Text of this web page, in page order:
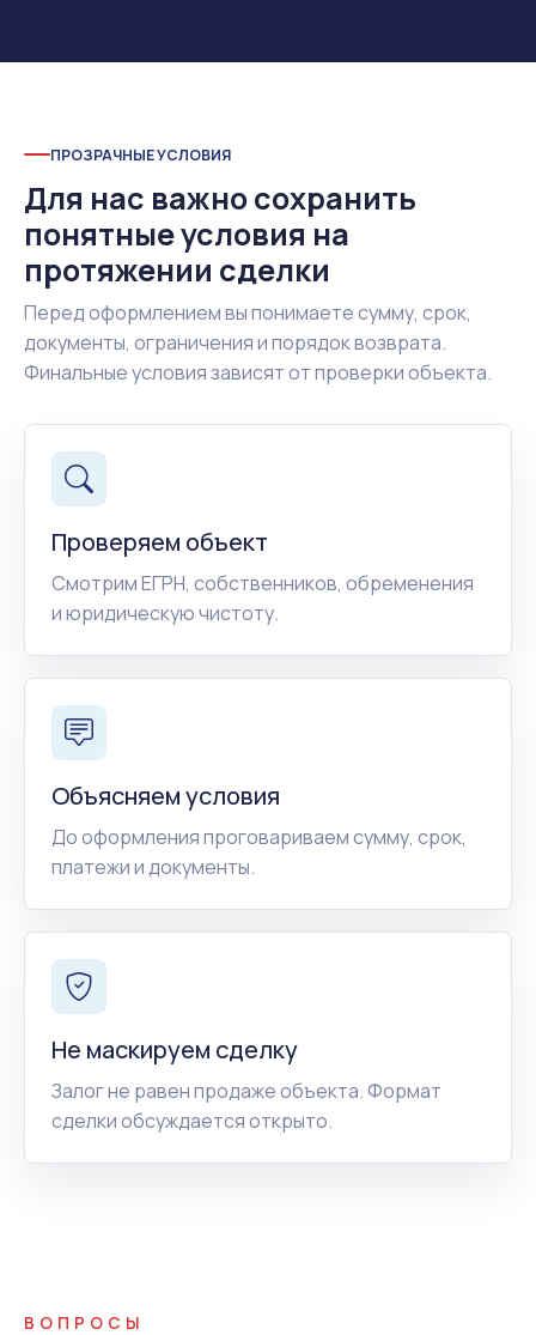
ПРОЗРАЧНЫЕ УСЛОВИЯ
Для нас важно сохранить
понятные условия на
протяжении сделки
Перед оформлением вы понимаете сумму, срок,
документы, ограничения и порядок возврата.
Финальные условия зависят от проверки объекта.
Проверяем объект
Смотрим ЕГРН, собственников, обременения
и юридическую чистоту.
Объясняем условия
До оформления проговариваем сумму, срок,
платежи и документы.
Не маскируем сделку
Залог не равен продаже объекта. Формат
сделки обсуждается открыто.
ВОПРОСЫ